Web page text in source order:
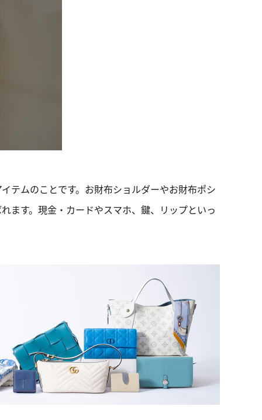
テムのことです。お財布ショルダーやお財布ポシ
ます。現金・カードやスマホ、鍵、リップといっ